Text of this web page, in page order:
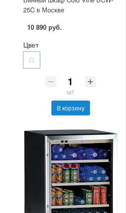
25C в Москве
10 890 руб.
Цвет
шт
В корзину